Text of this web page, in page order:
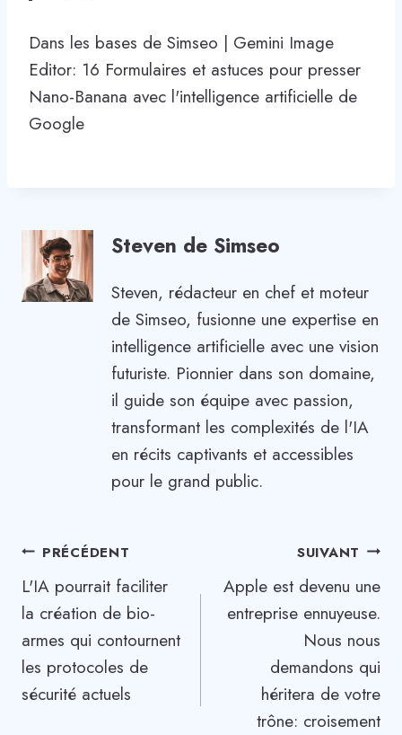
Dans les bases de Simseo | Gemini Image
Editor: 16 Formulaires et astuces pour presser
Nano-Banana avec l'intelligence artificielle de
Google
Steven de Simseo
Steven, rédacteur en chef et moteur
de Simseo, fusionne une expertise en
intelligence artificielle avec une vision
futuriste. Pionnier dans son domaine,
il guide son équipe avec passion,
transformant les complexités de l'IA
en récits captivants et accessibles
pour le grand public.
Navigation
de
l’article
PRÉCÉDENT
L'IA pourrait faciliter
la création de bio-
armes qui contournent
les protocoles de
sécurité actuels
SUIVANT
Apple est devenu une
entreprise ennuyeuse.
Nous nous
demandons qui
héritera de votre
trône: croisement